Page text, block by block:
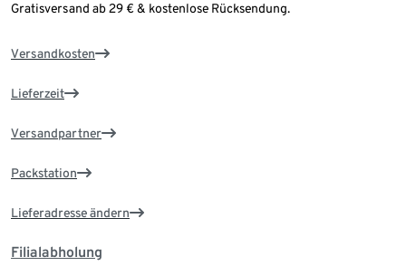
Gratisversand ab 29 € & kostenlose Rücksendung.
Versandkosten
Lieferzeit
Versandpartner
Packstation
Lieferadresse ändern
Filialabholung